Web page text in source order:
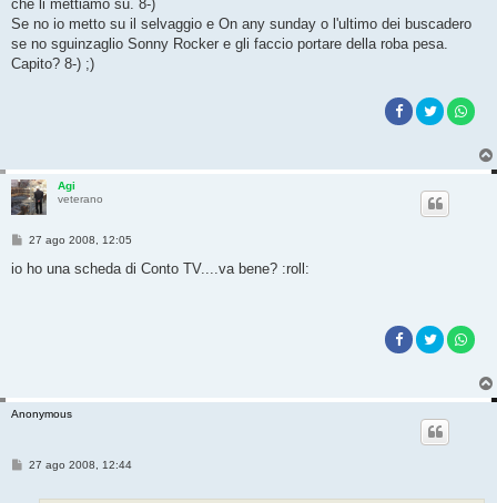
i
o
che li mettiamo su. 8-)
Se no io metto su il selvaggio e On any sunday o l'ultimo dei buscadero
se no sguinzaglio Sonny Rocker e gli faccio portare della roba pesa.
Capito? 8-) ;)
Agi
veterano
M
s
27 ago 2008, 12:05
io ho una scheda di Conto TV....va bene? :roll:
Anonymous
M27 ago 2008, 12:44